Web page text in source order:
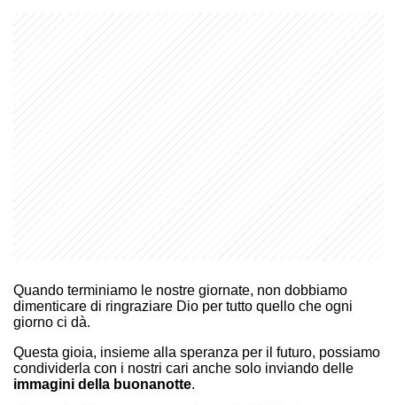
Quando terminiamo le nostre giornate, non dobbiamo
dimenticare di ringraziare Dio per tutto quello che ogni
giorno ci dà.
Questa gioia, insieme alla speranza per il futuro, possiamo
condividerla con i nostri cari anche solo inviando delle
immagini della buonanotte.